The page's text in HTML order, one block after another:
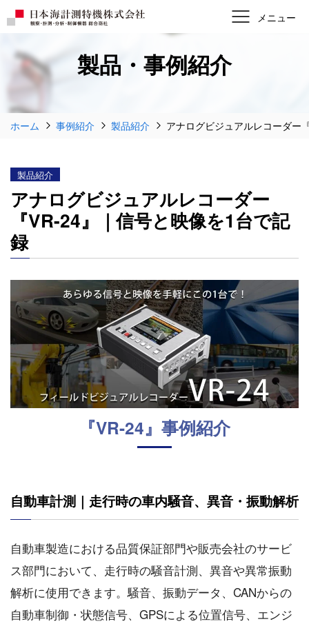
製品・事例紹介
ホーム 事例紹介 製品紹介 アナログビジュアルレコーダー
製品紹介
アナログビジュアルレコーダー
『VR-24』｜信号と映像を1台で記
録
『VR-24』事例紹介
自動車計測｜走行時の車内騒音、異音・振動解析
自動車製造における品質保証部門や販売会社のサービ
ス部門において、走行時の騒音計測、異音や異常振動
解析に使用できます。騒音、振動データ、CANからの
自動車制御・状態信号、GPSによる位置信号、エンジ